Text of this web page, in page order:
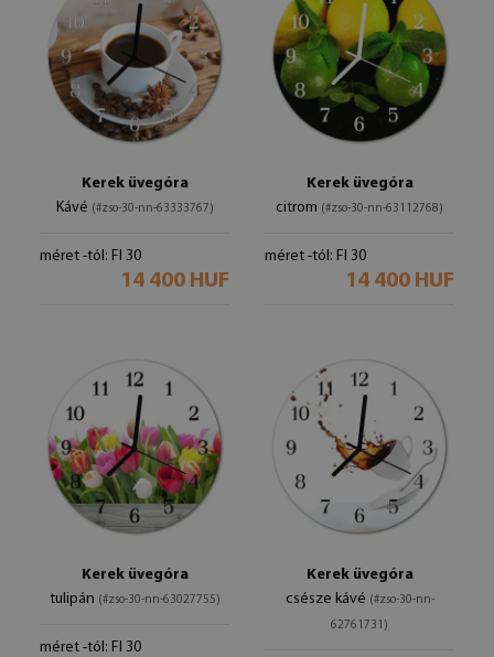
Kerek üvegóra
Kávé (#zso-30-nn-63333767)
méret -tól: FI 30
14 400 HUF
Kerek üvegóra
citrom (#zso-30-nn-63112768)
méret -tól: FI 30
14 400 HUF
Kerek üvegóra
tulipán (#zso-30-nn-63027755)
méret -tól: FI 30
Kerek üvegóra
csésze kávé (#zso-30-nn-
62761731)